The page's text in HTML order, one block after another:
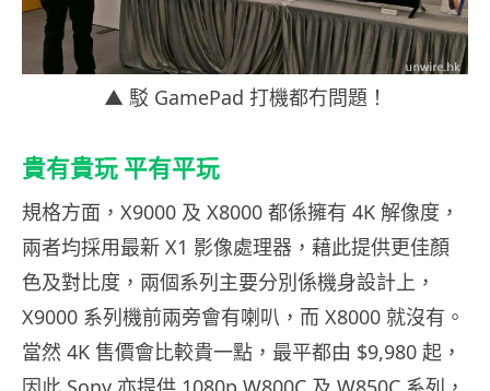
▲ 駁 GamePad 打機都冇問題！
貴有貴玩 平有平玩
規格方面，X9000 及 X8000 都係擁有 4K 解像度，
兩者均採用最新 X1 影像處理器，藉此提供更佳顏
色及對比度，兩個系列主要分別係機身設計上，
X9000 系列機前兩旁會有喇叭，而 X8000 就沒有。
當然 4K 售價會比較貴一點，最平都由 $9,980 起，